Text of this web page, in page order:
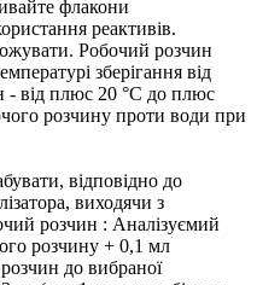
флакони
реактивів.
Робочий розчин
зберігання від
від плюс 20 °С до плюс
розчину проти води при
відповідно до
виходячи з
розчин : Аналізуємий
розчину + 0,1 мл
до вибраної